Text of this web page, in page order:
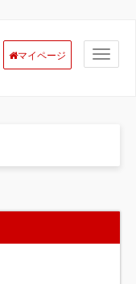
マイページ